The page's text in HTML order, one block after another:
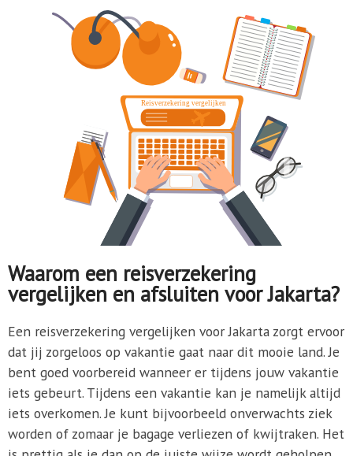
Waarom een reisverzekering
vergelijken en afsluiten voor Jakarta?
Een reisverzekering vergelijken voor Jakarta zorgt ervoor
dat jij zorgeloos op vakantie gaat naar dit mooie land. Je
bent goed voorbereid wanneer er tijdens jouw vakantie
iets gebeurt. Tijdens een vakantie kan je namelijk altijd
iets overkomen. Je kunt bijvoorbeeld onverwachts ziek
worden of zomaar je bagage verliezen of kwijtraken. Het